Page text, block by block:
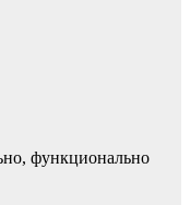
функционально